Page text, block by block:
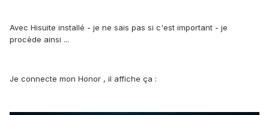
Avec Hisuite installé - je ne sais pas si c'est important - je
procède ainsi ...
Je connecte mon Honor , il affiche ça :